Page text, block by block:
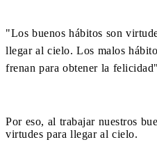
"Los buenos hábitos son
llegar al cielo. Los malos
frenan para obtener la felicidad"
Por eso, al trabajar nuestros
virtudes para llegar al cielo.